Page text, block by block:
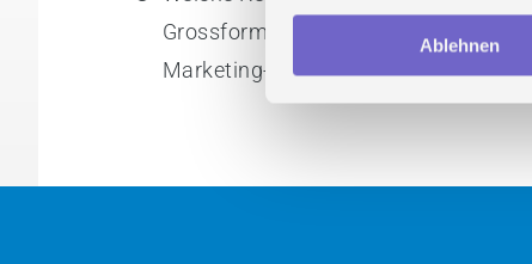
Ablehnen
Grossformate im heutigen
Marketing-Mix?